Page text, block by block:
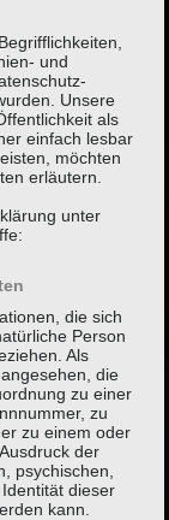
und
Unsere
als
einfach lesbar
möchten
erläutern.
unter
die sich
Person
Als
die
zu einer
zu
zu einem oder
der
psychischen,
dieser
kann.